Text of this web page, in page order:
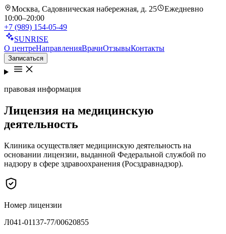
Москва, Садовническая набережная, д. 25
Ежедневно
10:00–20:00
+7 (989) 154-05-49
SUNRISE
О центреНаправленияВрачиОтзывыКонтакты
Записаться
правовая информация
Лицензия на медицинскую
деятельность
Клиника осуществляет медицинскую деятельность на
основании лицензии, выданной Федеральной службой по
надзору в сфере здравоохранения (Росздравнадзор).
Номер лицензии
Л041-01137-77/00620855